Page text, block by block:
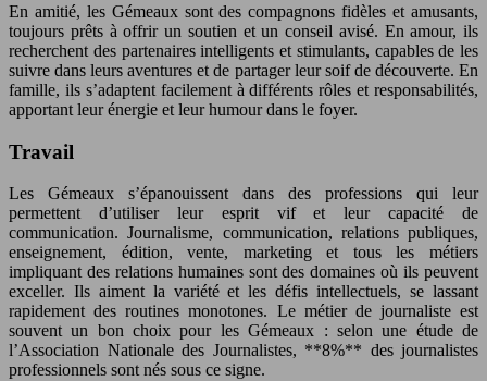
En amitié, les Gémeaux sont des compagnons fidèles et amusants,
toujours prêts à offrir un soutien et un conseil avisé. En amour, ils
recherchent des partenaires intelligents et stimulants, capables de les
suivre dans leurs aventures et de partager leur soif de découverte. En
famille, ils s’adaptent facilement à différents rôles et responsabilités,
apportant leur énergie et leur humour dans le foyer.
Travail
Les Gémeaux s’épanouissent dans des professions qui leur
permettent d’utiliser leur esprit vif et leur capacité de
communication. Journalisme, communication, relations publiques,
enseignement, édition, vente, marketing et tous les métiers
impliquant des relations humaines sont des domaines où ils peuvent
exceller. Ils aiment la variété et les défis intellectuels, se lassant
rapidement des routines monotones. Le métier de journaliste est
souvent un bon choix pour les Gémeaux : selon une étude de
l’Association Nationale des Journalistes, **8%** des journalistes
professionnels sont nés sous ce signe.